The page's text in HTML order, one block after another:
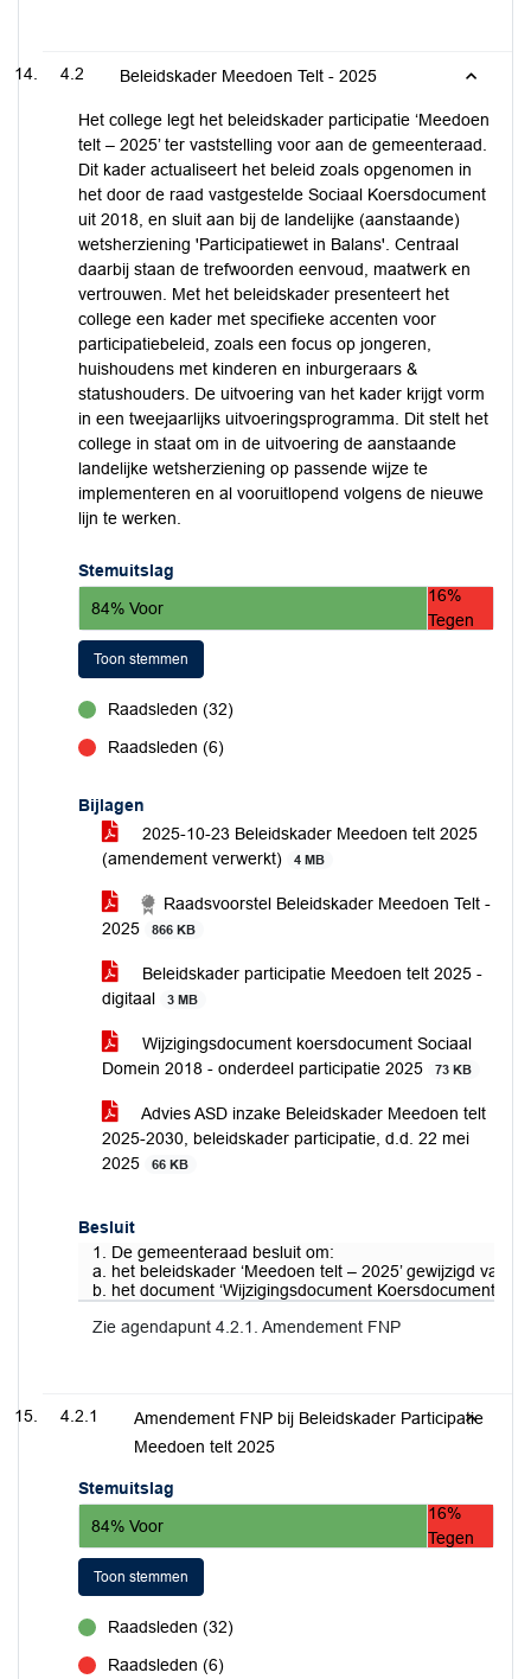
4.2 Beleidskader Meedoen Telt - 2025
Het college legt het beleidskader participatie ‘Meedoen
telt – 2025’ ter vaststelling voor aan de gemeenteraad.
Dit kader actualiseert het beleid zoals opgenomen in
het door de raad vastgestelde Sociaal Koersdocument
uit 2018, en sluit aan bij de landelijke (aanstaande)
wetsherziening 'Participatiewet in Balans'. Centraal
daarbij staan de trefwoorden eenvoud, maatwerk en
vertrouwen. Met het beleidskader presenteert het
college een kader met specifieke accenten voor
participatiebeleid, zoals een focus op jongeren,
huishoudens met kinderen en inburgeraars &
statushouders. De uitvoering van het kader krijgt vorm
in een tweejaarlijks uitvoeringsprogramma. Dit stelt het
college in staat om in de uitvoering de aanstaande
landelijke wetsherziening op passende wijze te
implementeren en al vooruitlopend volgens de nieuwe
lijn te werken.
Stemuitslag
84% Voor
16%
Tegen
Toon stemmen
Raadsleden (32)
Raadsleden (6)
Bijlagen
2025-10-23 Beleidskader Meedoen telt 2025
(amendement verwerkt)
4 MB
Raadsvoorstel Beleidskader Meedoen Telt -
2025
866 KB
Beleidskader participatie Meedoen telt 2025 -
digitaal
3 MB
Wijzigingsdocument koersdocument Sociaal
Domein 2018 - onderdeel participatie 2025
73 KB
Advies ASD inzake Beleidskader Meedoen telt
2025-2030, beleidskader participatie, d.d. 22 mei
2025
66 KB
Besluit
1. De gemeenteraad besluit om:
a. het beleidskader ‘Meedoen telt – 2025’ gewijzigd vast
b. het document ‘Wijzigingsdocument Koersdocument
Zie agendapunt 4.2.1. Amendement FNP
4.2.1
Amendement FNP bij Beleidskader Participatie
Meedoen telt 2025
Stemuitslag
84% Voor
16%
Tegen
Toon stemmen
Raadsleden (32)
Raadsleden (6)